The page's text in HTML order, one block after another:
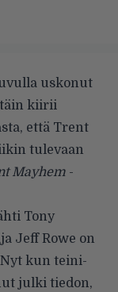
uskonut
kiirii
että Trent
tulevaan
Mayhem -
Tony
Jeff Rowe on
kun teini-
julki tiedon,